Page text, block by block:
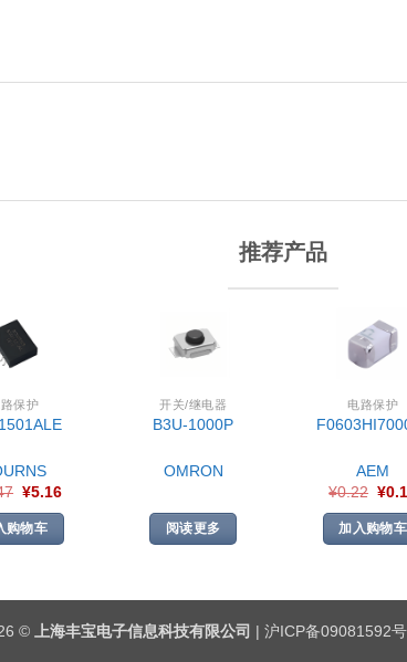
推荐产品
保护
¥5.16
购物车
开关/继电器
B3U-1000P
OMRON
阅读更多
电路保护
AEM
¥0.22 ¥
加入购物车
© 上海丰宝电子信息科技有限公司 | 沪ICP备09081592